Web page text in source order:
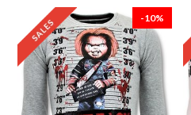
-10%